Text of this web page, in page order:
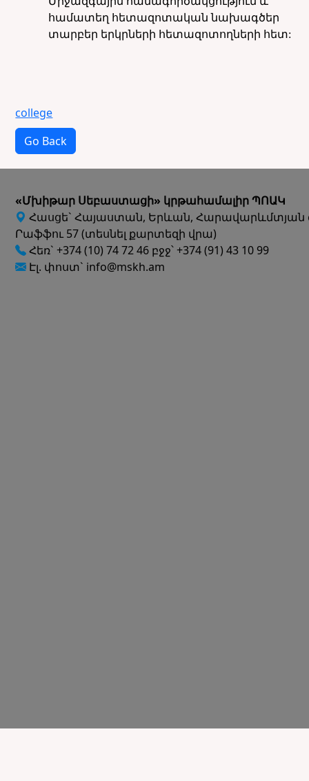
համատեղ հետազոտական նախագծեր
տարբեր երկրների հետազոտողների հետ:
college
Go Back
«Մխիթար Սեբաստացի» կրթահամալիր ՊՈԱԿ
Հասցե` Հայաստան, Երևան, Հարավարևմտյան
Րաֆֆու 57 (տեսնել քարտեզի վրա)
Հեռ` +374 (10) 74 72 46 բջջ՝ +374 (91) 43 10 99
Էլ. փոստ` info@mskh.am